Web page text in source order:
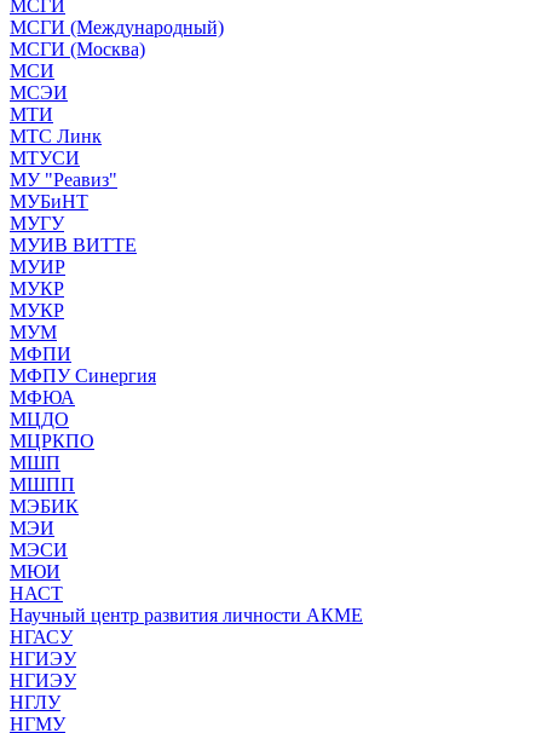
МСГИ
МСГИ (Международный)
МСГИ (Москва)
МСИ
МСЭИ
МТИ
МТС Линк
МТУСИ
МУ "Реавиз"
МУБиНТ
МУГУ
МУИВ ВИТТЕ
МУИР
МУКР
МУКР
МУМ
МФПИ
МФПУ Синергия
МФЮА
МЦДО
МЦРКПО
МШП
МШПП
МЭБИК
МЭИ
МЭСИ
МЮИ
НАСТ
Научный центр развития личности АКМЕ
НГАСУ
НГИЭУ
НГИЭУ
НГЛУ
НГМУ